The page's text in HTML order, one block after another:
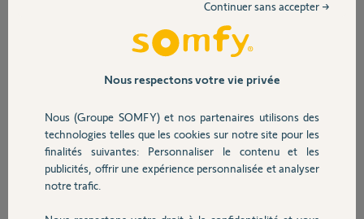
Sécurité
Domotique
le link livré avec mon pack Home Alarm ne charge plus, j'ai bien
Est ce que le link de la nouvelle Home Alarm advanced est compatible
avec mon installation?
Si oui est il possible de ne commander que celui_ci ?
Merci,
Cordialement
Nous respectons votre vie privée
Nous (Groupe SOMFY) et nos partenaires utilisons des
technologies telles que les cookies sur notre site pour les
finalités suivantes: Personnaliser le contenu et les
publicités, offrir une expérience personnalisée et analyser
notre trafic.
Continuer sans accepter →